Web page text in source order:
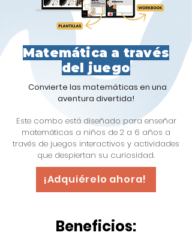
Matemática a través
del juego
Convierte las matemáticas en una
aventura divertida!
Este combo está diseñado para enseñar
matemáticas a niños de 2 a 6 años a
través de juegos interactivos y actividades
que despiertan su curiosidad.
¡Adquiérelo ahora!
Beneficios: